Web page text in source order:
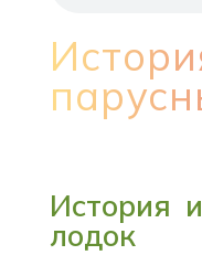
История
лодок